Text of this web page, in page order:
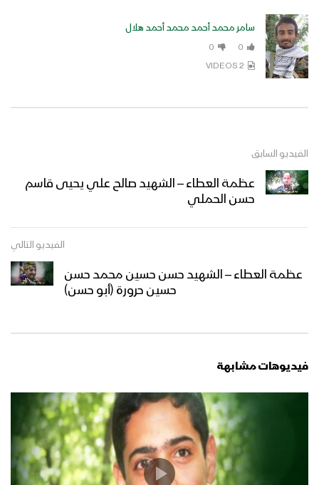
سامر محمد أحمد محمد أحمد هلال
0
0
2 VIDEOS
الفيديو السابق
عظمة العطاء – الشهيد صالح علي يحيى قاسم
حسن الحملي
الفيديو التالي
عظمة العطاء – الشهيد حسن حسين محمد حسن
حسين حرورة (أبو حسن)
فيديوهات مشابهة